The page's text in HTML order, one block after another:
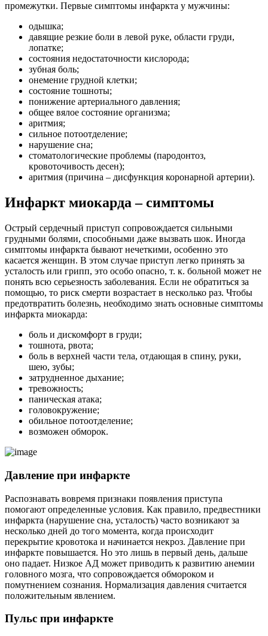
промежутки. Первые симптомы инфаркта у мужчины:
одышка;
давящие резкие боли в левой руке, области груди,
лопатке;
состояния недостаточности кислорода;
зубная боль;
онемение грудной клетки;
состояние тошноты;
понижение артериального давления;
общее вялое состояние организма;
аритмия;
сильное потоотделение;
нарушение сна;
стоматологические проблемы (пародонтоз,
кровоточивость десен);
аритмия (причина – дисфункция коронарной артерии).
Инфаркт миокарда – симптомы
Острый сердечный приступ сопровождается сильными
грудными болями, способными даже вызвать шок. Иногда
симптомы инфаркта бывают нечеткими, особенно это
касается женщин. В этом случае приступ легко принять за
усталость или грипп, это особо опасно, т. к. больной может не
понять всю серьезность заболевания. Если не обратиться за
помощью, то риск смерти возрастает в несколько раз. Чтобы
предотвратить болезнь, необходимо знать основные симптомы
инфаркта миокарда:
боль и дискомфорт в груди;
тошнота, рвота;
боль в верхней части тела, отдающая в спину, руки,
шею, зубы;
затрудненное дыхание;
тревожность;
паническая атака;
головокружение;
обильное потоотделение;
возможен обморок.
Давление при инфаркте
Распознавать вовремя признаки появления приступа
помогают определенные условия. Как правило, предвестники
инфаркта (нарушение сна, усталость) часто возникают за
несколько дней до того момента, когда происходит
перекрытие кровотока и начинается некроз. Давление при
инфаркте повышается. Но это лишь в первый день, дальше
оно падает. Низкое АД может приводить к развитию анемии
головного мозга, что сопровождается обмороком и
помутнением сознания. Нормализация давления считается
положительным явлением.
Пульс при инфаркте